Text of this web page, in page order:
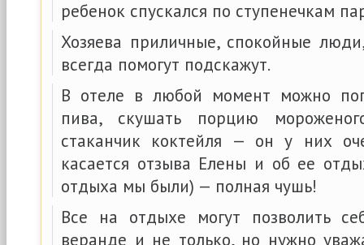
ребенок спускался по ступенечкам
Хозяева приличные, спокойные
всегда помогут подскажут.
В отеле в любой момент можно
пива, скушать порцию
стаканчик коктейля — он у них
касается отзыва Елены и об ее
отдыха мы были) — полная чушь!
Все на отдыхе могут позволить
веранде и не только, но нужно